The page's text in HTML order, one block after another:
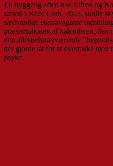
En hyggelig aften hos Alfred og
sæson i Race Club, 2023, skulle
sædvanlige ekstravagante
præsentationen af kalenderen, den
den allestedsnærværende
der gjorde sit for at overraske med
psyke.